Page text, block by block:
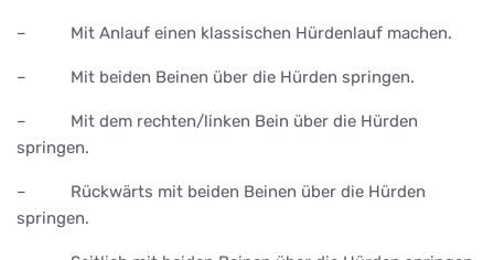
– Mit Anlauf einen klassischen Hürdenlauf machen.
– Mit beiden Beinen über die Hürden springen.
– Mit dem rechten/linken Bein über die Hürden
springen.
– Rückwärts mit beiden Beinen über die Hürden
springen.